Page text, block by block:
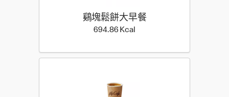
鷄塊鬆餅大早餐
694.86 Kcal